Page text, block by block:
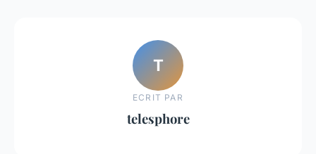
T
ECRIT PAR
telesphore